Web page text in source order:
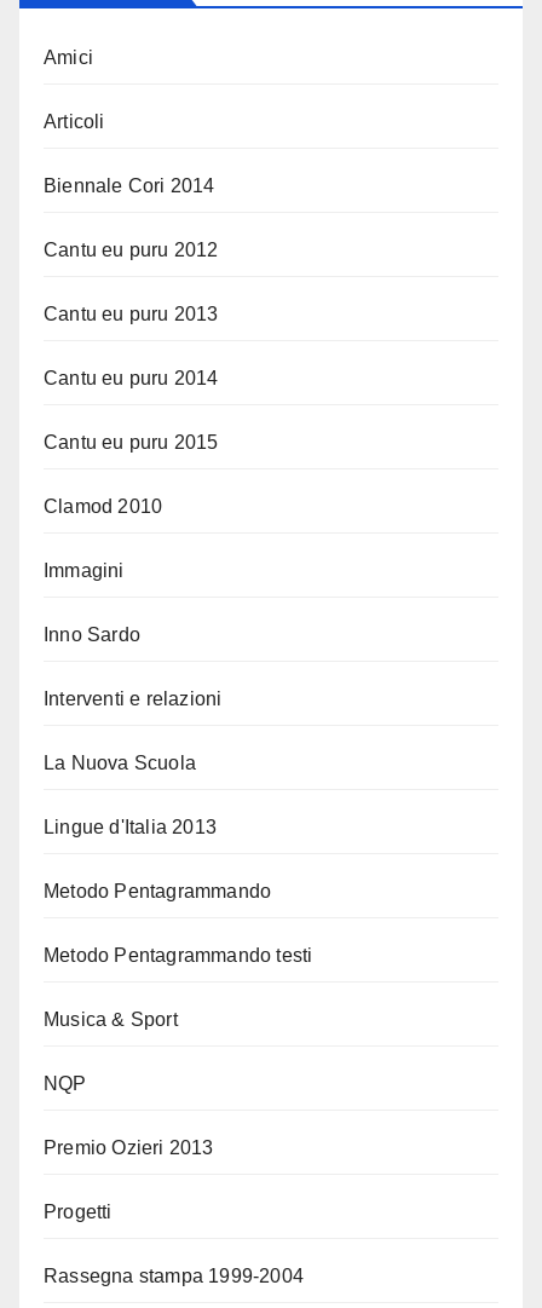
Amici
Articoli
Biennale Cori 2014
Cantu eu puru 2012
Cantu eu puru 2013
Cantu eu puru 2014
Cantu eu puru 2015
Clamod 2010
Immagini
Inno Sardo
Interventi e relazioni
La Nuova Scuola
Lingue d'Italia 2013
Metodo Pentagrammando
Metodo Pentagrammando testi
Musica & Sport
NQP
Premio Ozieri 2013
Progetti
Rassegna stampa 1999-2004